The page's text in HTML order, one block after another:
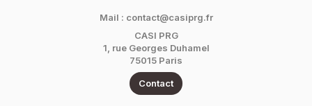
Mail : contact@casiprg.fr
CASI PRG
1, rue Georges Duhamel
75015 Paris
Contact